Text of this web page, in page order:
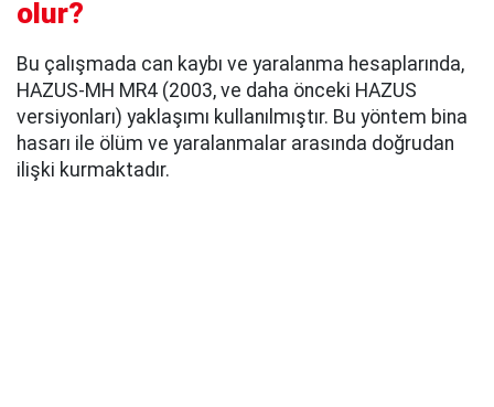
olur?
Bu çalışmada can kaybı ve yaralanma hesaplarında,
HAZUS-MH MR4 (2003, ve daha önceki HAZUS
versiyonları) yaklaşımı kullanılmıştır. Bu yöntem bina
hasarı ile ölüm ve yaralanmalar arasında doğrudan
ilişki kurmaktadır.